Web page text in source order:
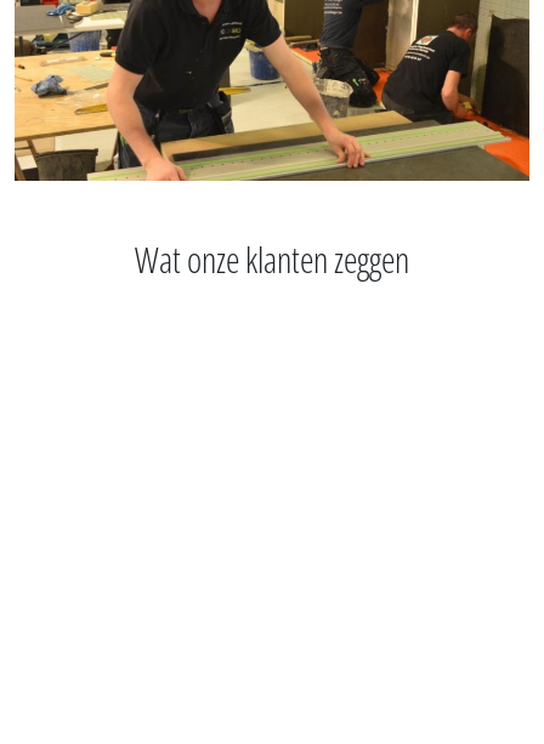
Wat onze klanten zeggen